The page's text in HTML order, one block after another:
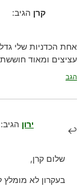
קרן הגיב:
עציצים ומאוד
הגב
ירון הגיב:
שלום קרן,
בעקרון לא מומלץ